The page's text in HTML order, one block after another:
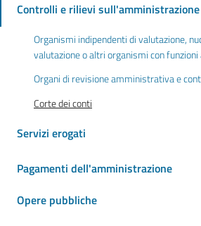
Controlli e rilievi sull'amministrazione
Organismi indipendenti di valutazione,
valutazione o altri organismi con funzioni
Organi di revisione amministrativa e
Corte dei conti
Servizi erogati
Pagamenti dell'amministrazione
Opere pubbliche